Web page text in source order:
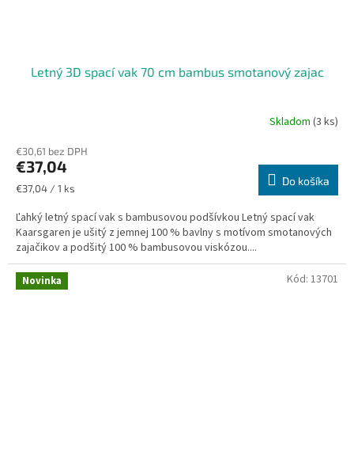
Letný 3D spací vak 70 cm bambus smotanový zajac
Skladom (3 ks)
€30,61 bez DPH
€37,04
Jednotková
€37,04 / 1 ks
Do košíka
Ľahký letný spací vak s bambusovou podšívkou Letný spací vak
Kaarsgaren je ušitý z jemnej 100 % bavlny s motívom smotanových
zajačikov a podšitý 100 % bambusovou viskózou....
Novinka Kód: 13701